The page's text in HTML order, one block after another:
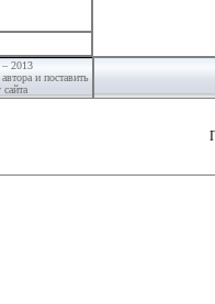
2013
и поставить